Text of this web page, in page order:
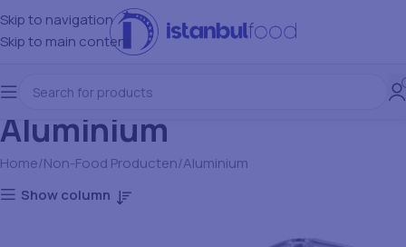
Skip to navigation
Skip to main content
Aluminium
Home Non-Food Producten Aluminium
Show column